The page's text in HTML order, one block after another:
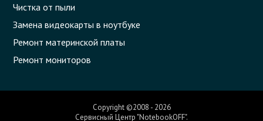
Чистка от пыли
Замена видеокарты в ноутбуке
Ремонт материнской платы
Ремонт мониторов
Copyright ©2008 - 2026
Сервисный Центр "NotebookOFF".